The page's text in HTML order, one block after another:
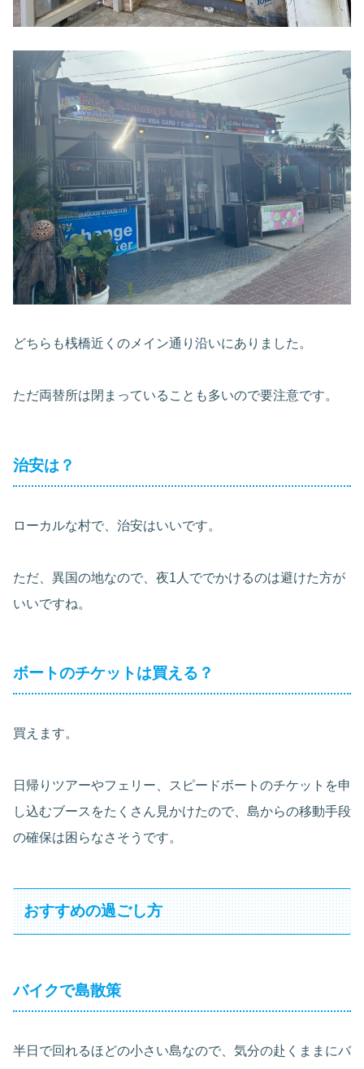
どちらも桟橋近くのメイン通り沿いにありました。
ただ両替所は閉まっていることも多いので要注意です。
治安は？
ローカルな村で、治安はいいです。
ただ、異国の地なので、夜1人ででかけるのは避けた方が
いいですね。
ボートのチケットは買える？
買えます。
日帰りツアーやフェリー、スピードボートのチケットを申
し込むブースをたくさん見かけたので、島からの移動手段
の確保は困らなさそうです。
おすすめの過ごし方
バイクで島散策
半日で回れるほどの小さい島なので、気分の赴くままにバ